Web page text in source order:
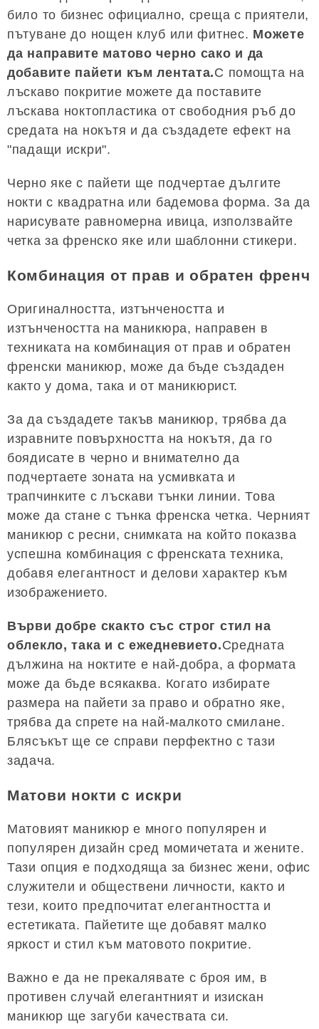
било то бизнес официално, среща с приятели,
пътуване до нощен клуб или фитнес. Можете
да направите матово черно сако и да
добавите пайети към лентата.С помощта на
лъскаво покритие можете да поставите
лъскава ноктопластика от свободния ръб до
средата на нокътя и да създадете ефект на
"падащи искри".
Черно яке с пайети ще подчертае дългите
нокти с квадратна или бадемова форма. За да
нарисувате равномерна ивица, използвайте
четка за френско яке или шаблонни стикери.
Комбинация от прав и обратен френч
Оригиналността, изтънчеността и
изтънчеността на маникюра, направен в
техниката на комбинация от прав и обратен
френски маникюр, може да бъде създаден
както у дома, така и от маникюрист.
За да създадете такъв маникюр, трябва да
изравните повърхността на нокътя, да го
боядисате в черно и внимателно да
подчертаете зоната на усмивката и
трапчинките с лъскави тънки линии. Това
може да стане с тънка френска четка. Черният
маникюр с ресни, снимката на който показва
успешна комбинация с френската техника,
добавя елегантност и делови характер към
изображението.
Върви добре скакто със строг стил на
облекло, така и с ежедневието.Средната
дължина на ноктите е най-добра, а формата
може да бъде всякаква. Когато избирате
размера на пайети за право и обратно яке,
трябва да спрете на най-малкото смилане.
Блясъкът ще се справи перфектно с тази
задача.
Матови нокти с искри
Матовият маникюр е много популярен и
популярен дизайн сред момичетата и жените.
Тази опция е подходяща за бизнес жени, офис
служители и обществени личности, както и
тези, които предпочитат елегантността и
естетиката. Пайетите ще добавят малко
яркост и стил към матовото покритие.
Важно е да не прекалявате с броя им, в
противен случай елегантният и изискан
маникюр ще загуби качествата си.